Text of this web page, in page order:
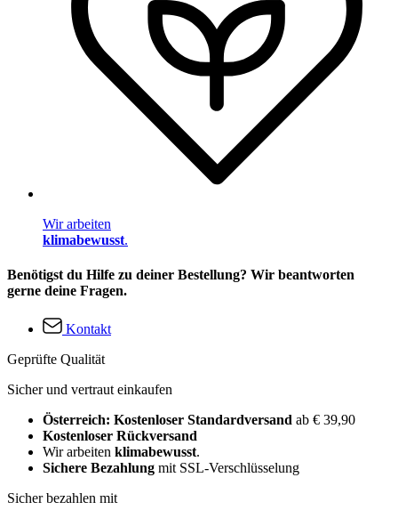
Wir arbeiten
klimabewusst.
Benötigst du Hilfe zu deiner Bestellung? Wir beantworten
gerne deine Fragen.
Kontakt
Geprüfte Qualität
Sicher und vertraut einkaufen
Österreich: Kostenloser Standardversand ab € 39,90
Kostenloser Rückversand
Wir arbeiten klimabewusst.
Sichere Bezahlung mit SSL-Verschlüsselung
Sicher bezahlen mit